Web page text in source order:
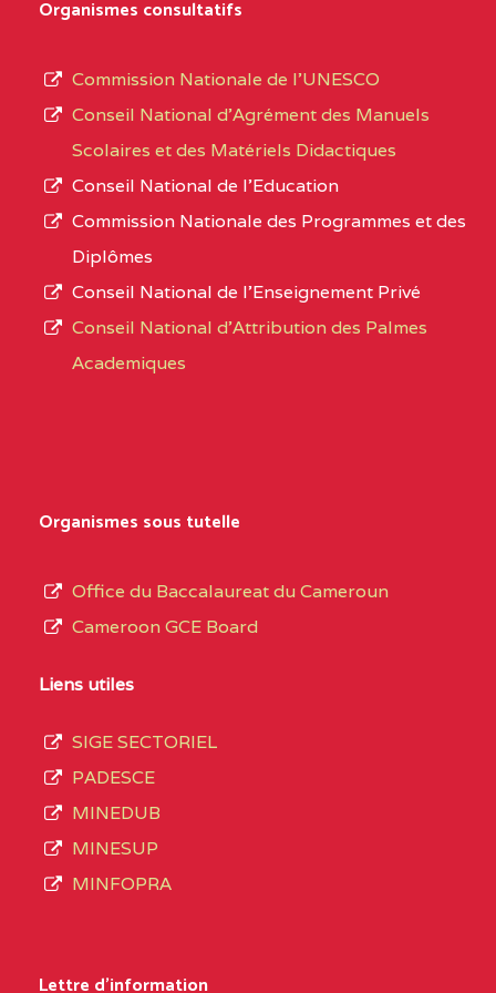
NORD
MERI
EXTREME-
NORD
CETIC DE LOULOU
0CN1TEFD101094115
EXTREME-
NORD
0EI1TEFD100495110
NORD
KOUSSERI
NORD
EXTREME-
NORD
type
L’offre
d’éducation
de
du
de
septembre
2020
compte
3408
Organismes consultatifs
Commission Nationale de l’UNESCO
Conseil National d’Agrément des Manuels
Scolaires et des Matériels Didactiques
Conseil National de l’Education
Commission Nationale des Programmes et des
Diplômes
Conseil National de l’Enseignement Privé
Conseil National d'Attribution des Palmes
Academiques
Organismes sous tutelle
Office du Baccalaureat du Cameroun
Cameroon GCE Board
Liens utiles
SIGE SECTORIEL
PADESCE
MINEDUB
MINESUP
MINFOPRA
Lettre d'information